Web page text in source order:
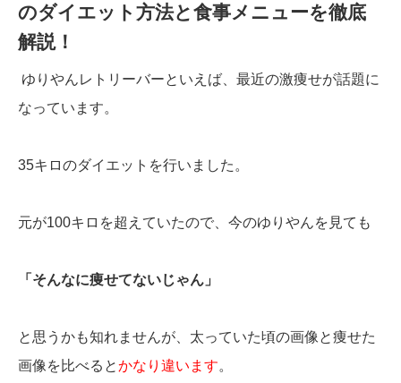
のダイエット方法と食事メニューを徹底
解説！
ゆりやんレトリーバーといえば、最近の激痩せが話題に
なっています。
35キロのダイエットを行いました。
元が100キロを超えていたので、今のゆりやんを見ても
「そんなに痩せてないじゃん」
と思うかも知れませんが、太っていた頃の画像と痩せた
画像を比べるとかなり違います。